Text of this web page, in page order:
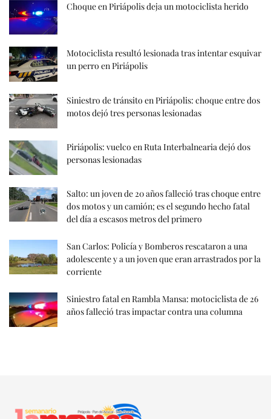
Choque en Piriápolis deja un motociclista herido
Motociclista resultó lesionada tras intentar esquivar
un perro en Piriápolis
Siniestro de tránsito en Piriápolis: choque entre dos
motos dejó tres personas lesionadas
Piriápolis: vuelco en Ruta Interbalnearia dejó dos
personas lesionadas
Salto: un joven de 20 años falleció tras choque entre
dos motos y un camión; es el segundo hecho fatal
del día a escasos metros del primero
San Carlos: Policía y Bomberos rescataron a una
adolescente y a un joven que eran arrastrados por la
corriente
Siniestro fatal en Rambla Mansa: motociclista de 26
años falleció tras impactar contra una columna